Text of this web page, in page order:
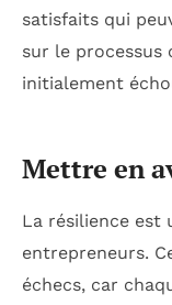
satisfaits qui
sur le processus
initialement
Mettre en
La résilience est
entrepreneurs.
échecs, car